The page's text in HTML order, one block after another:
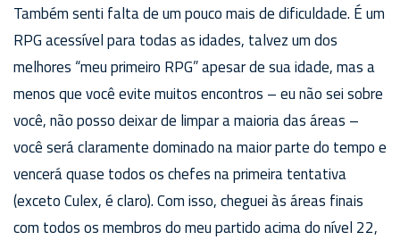
Também senti falta de um pouco mais de dificuldade. É um
RPG acessível para todas as idades, talvez um dos
melhores “meu primeiro RPG” apesar de sua idade, mas a
menos que você evite muitos encontros – eu não sei sobre
você, não posso deixar de limpar a maioria das áreas –
você será claramente dominado na maior parte do tempo e
vencerá quase todos os chefes na primeira tentativa
(exceto Culex, é claro). Com isso, cheguei às áreas finais
com todos os membros do meu partido acima do nível 22,